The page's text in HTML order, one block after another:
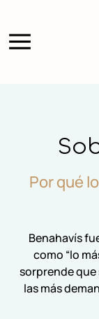
Por qué
Benahavís
como “lo
sorprende
las más